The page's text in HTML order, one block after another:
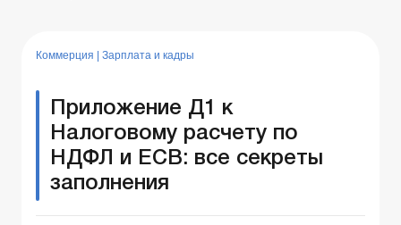
Коммерция Зарплата и кадры
Приложение Д1 к
Налоговому расчету по
НДФЛ и ЕСВ: все секреты
заполнения